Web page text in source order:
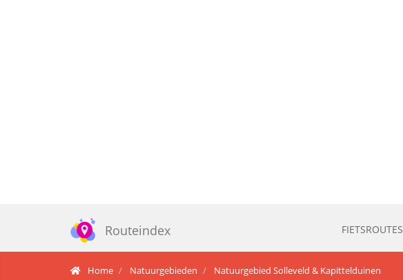
Routeindex FIETSROUTES
Home Natuurgebieden Natuurgebied Solleveld & Kapittelduinen